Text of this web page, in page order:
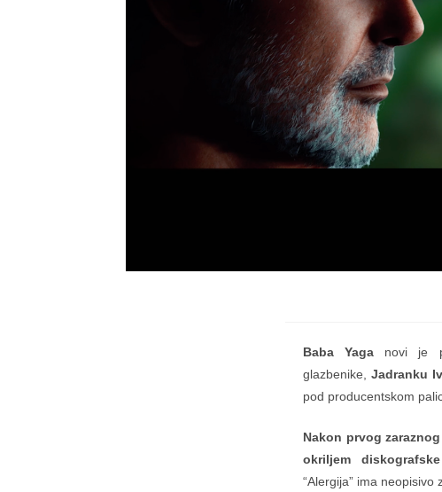
Baba Yaga novi je
glazbenike, Jadranku
pod producentskom
Nakon prvog
okriljem
“Alergija” ima